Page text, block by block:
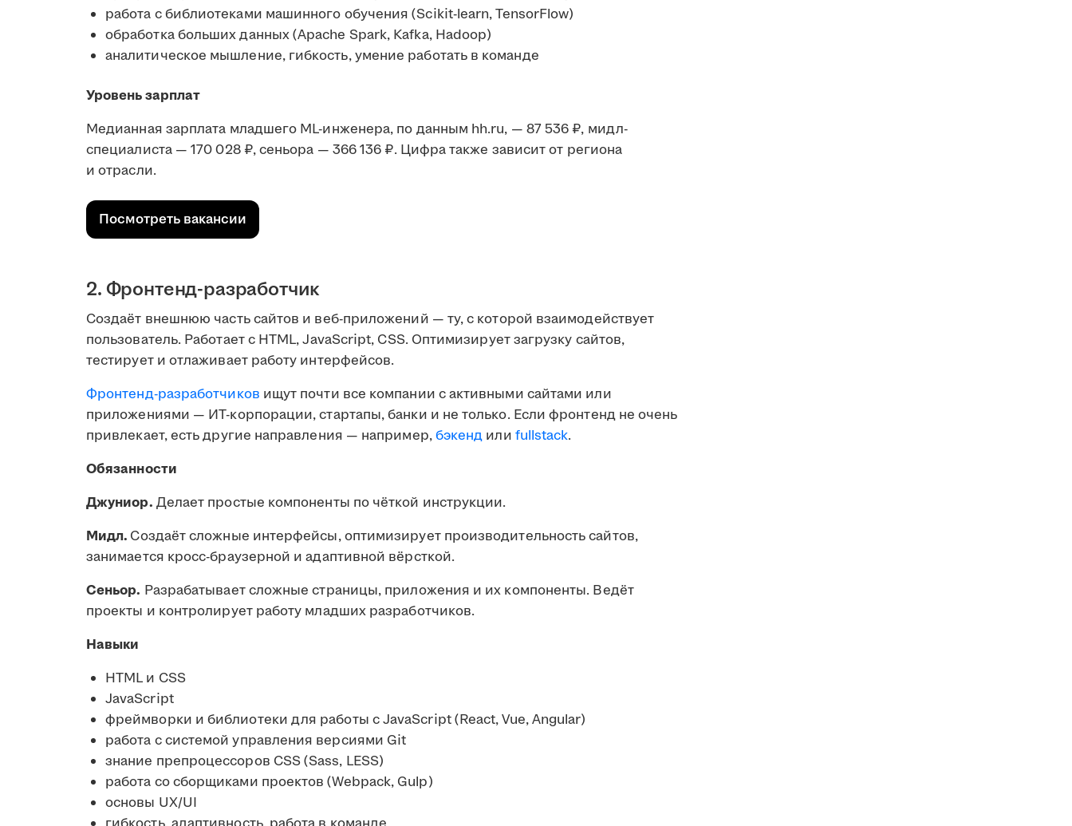
работа с библиотеками машинного обучения (Scikit-learn, TensorFlow)
обработка больших данных (Apache Spark, Kafka, Hadoop)
аналитическое мышление, гибкость, умение работать в команде
Уровень зарплат
Медианная зарплата младшего ML-инженера, по данным hh.ru, — 87 536 ₽, мидл-
специалиста — 170 028 ₽, сeньора — 366 136 ₽. Цифра также зависит от региона
и отрасли.
Посмотреть вакансии
2. Фронтенд-разработчик
Создаёт внешнюю часть сайтов и веб-приложений — ту, с которой взаимодействует
пользователь. Работает с HTML, JavaScript, CSS. Оптимизирует загрузку сайтов,
тестирует и отлаживает работу интерфейсов.
Фронтенд-разработчиков ищут почти все компании с активными сайтами или
приложениями — ИТ-корпорации, стартапы, банки и не только. Если фронтенд не очень
привлекает, есть другие направления — например,бэкенд или fullstack.
Обязанности
Джуниор. Делает простые компоненты по чёткой инструкции.
Мидл. Создаёт сложные интерфейсы, оптимизирует производительность сайтов,
занимается кросс-браузерной и адаптивной вёрсткой.
Сеньор. Разрабатывает сложные страницы, приложения и их компоненты. Ведёт
проекты и контролирует работу младших разработчиков.
Навыки
HTML и CSS
JavaScript
фреймворки и библиотеки для работы с JavaScript (React, Vue, Angular)
работа с системой управления версиями Git
знание препроцессоров CSS (Sass, LESS)
работа со сборщиками проектов (Webpack, Gulp)
основы UX/UI